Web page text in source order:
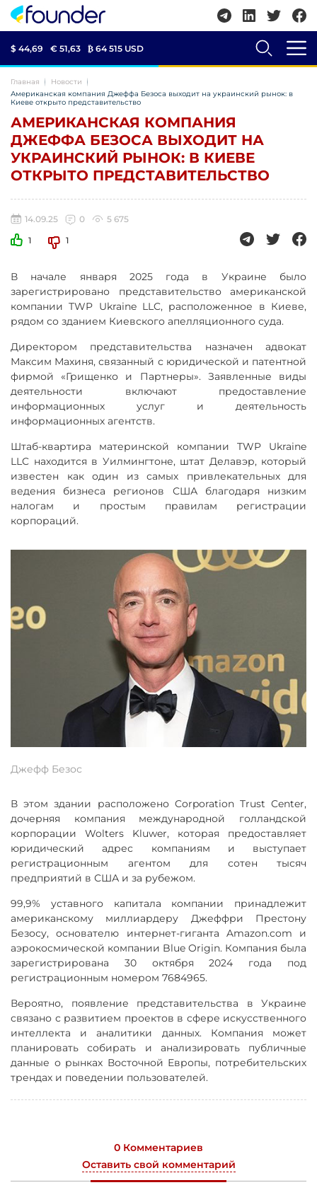
$ 44,69 € 51,63 ₿ 64 515 USD
Главная
Новости
Американская компания Джеффа Безоса выходит на украинский рынок: в
Киеве открыто представительство
АМЕРИКАНСКАЯ КОМПАНИЯ
ДЖЕФФА БЕЗОСА ВЫХОДИТ НА
УКРАИНСКИЙ РЫНОК: В КИЕВЕ
ОТКРЫТО ПРЕДСТАВИТЕЛЬСТВО
14.09.25 0
5 675
1
1
В начале января 2025 года в Украине было
зарегистрировано представительство американской
компании TWP Ukraine LLC, расположенное в Киеве,
рядом со зданием Киевского апелляционного суда.
Директором представительства назначен адвокат
Максим Махиня, связанный с юридической и патентной
фирмой «Грищенко и Партнеры». Заявленные виды
деятельности включают предоставление
информационных услуг и деятельность
информационных агентств.
Штаб-квартира материнской компании TWP Ukraine
LLC находится в Уилмингтоне, штат Делавэр, который
известен как один из самых привлекательных для
ведения бизнеса регионов США благодаря низким
налогам и простым правилам регистрации
корпораций.
Джефф Безос
В этом здании расположено Corporation Trust Center,
дочерняя компания международной голландской
корпорации Wolters Kluwer, которая предоставляет
юридический адрес компаниям и выступает
регистрационным агентом для сотен тысяч
предприятий в США и за рубежом.
99,9% уставного капитала компании принадлежит
американскому миллиардеру Джеффри Престону
Безосу, основателю интернет-гиганта Amazon.com и
аэрокосмической компании Blue Origin. Компания была
зарегистрирована 30 октября 2024 года под
регистрационным номером 7684965.
Вероятно, появление представительства в Украине
связано с развитием проектов в сфере искусственного
интеллекта и аналитики данных. Компания может
планировать собирать и анализировать публичные
данные о рынках Восточной Европы, потребительских
трендах и поведении пользователей.
0 Комментариев
Оставить свой комментарий